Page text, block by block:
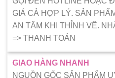
GIÁ CẢ HỢP LÝ. SẢN
AN TÂM KHI THỈNH VỀ.
=> THANH TOÁN
GIAO HÀNG NHANH
NGUỒN GỐC SẢN PHẨM